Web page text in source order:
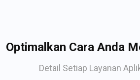
Optimalkan Cara Anda
Detail Setiap Layanan